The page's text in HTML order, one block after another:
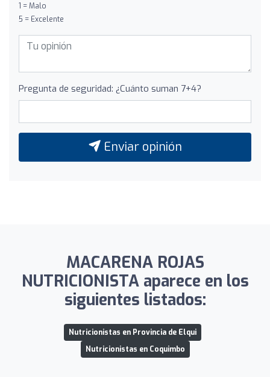
1 = Malo
5 = Excelente
Pregunta de seguridad: ¿Cuánto suman 7+4?
Enviar opinión
MACARENA ROJAS
NUTRICIONISTA aparece en los
siguientes listados:
Nutricionistas en Provincia de Elqui
Nutricionistas en Coquimbo